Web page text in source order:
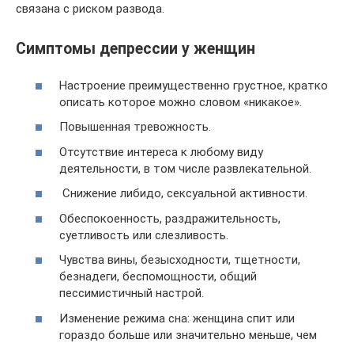
связана с риском развода.
Симптомы депрессии у женщин
Настроение преимущественно грустное, кратко
описать которое можно словом «никакое».
Повышенная тревожность.
Отсутствие интереса к любому виду
деятельности, в том числе развлекательной.
Снижение либидо, сексуальной активности.
Обеспокоенность, раздражительность,
суетливость или слезливость.
Чувства вины, безысходности, тщетности,
безнадеги, беспомощности, общий
пессимистичный настрой.
Изменение режима сна: женщина спит или
гораздо больше или значительно меньше, чем